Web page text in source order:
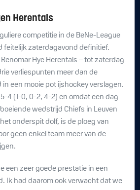
Herentals
competitie in de BeNe-League
feitelijk zaterdagavond definitief.
Hyc Herentals – tot zaterdag
verliespunten meer dan de
in een mooie pot ijshockey verslagen.
4 (1-0, 0-2, 4-2) en omdat een dag
wedstrijd Chiefs in Leuven
het onderspit dolf, is de ploeg van
geen enkel team meer van de
een zeer goede prestatie in een
Ik had daarom ook verwacht dat we